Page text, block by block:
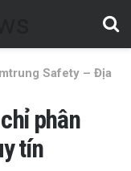
Safety – Địa
phân
tín